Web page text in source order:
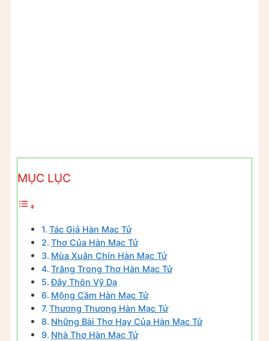
MỤC LỤC
Tác Giả Hàn Mạc Tử
Thơ Của Hàn Mạc Tử
Mùa Xuân Chín Hàn Mạc Tử
Trăng Trong Thơ Hàn Mạc Tử
Đây Thôn Vỹ Dạ
Mộng Cầm Hàn Mạc Tử
Thương Thương Hàn Mạc Tử
Những Bài Thơ Hay Của Hàn Mạc Tử
Nhà Thơ Hàn Mạc Tử